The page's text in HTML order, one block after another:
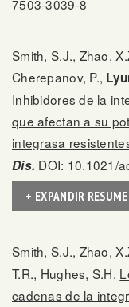
7503-3039-8
Smith, S.J., Zhao,
Cherepanov, P.,
Inhibidores de la
que afectan a su
integrasa
Dis. DOI: 10.1021/
+ EXPANDIR
Smith, S.J., Zhao,
T.R., Hughes, S.H.
cadenas de la